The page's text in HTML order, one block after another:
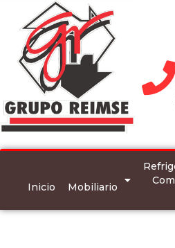
Inicio Mobiliario